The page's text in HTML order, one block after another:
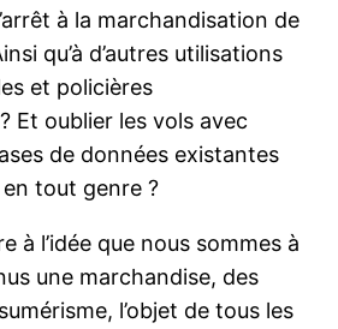
à la marchandisation de
qu’à d’autres utilisations
et policières
Et oublier les vols avec
de données existantes
tout genre ?
à l’idée que nous sommes à
une marchandise, des
l’objet de tous les